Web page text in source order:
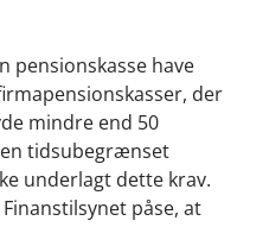
pensionskasse have
der
mindre end 50
tidsubegrænset
underlagt dette krav.
påse, at